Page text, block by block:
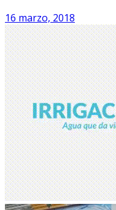
16 marzo, 2018